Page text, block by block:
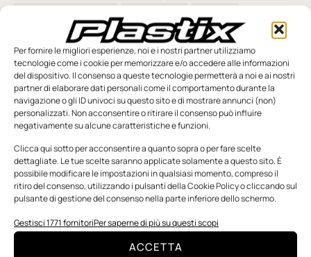
Per fornire le migliori esperienze, noi e i nostri partner utilizziamo
tecnologie come i cookie per memorizzare e/o accedere alle informazioni
del dispositivo. Il consenso a queste tecnologie permetterà a noi e ai nostri
partner di elaborare dati personali come il comportamento durante la
navigazione o gli ID univoci su questo sito e di mostrare annunci (non)
personalizzati. Non acconsentire o ritirare il consenso può influire
negativamente su alcune caratteristiche e funzioni.
Clicca qui sotto per acconsentire a quanto sopra o per fare scelte
dettagliate. Le tue scelte saranno applicate solamente a questo sito. È
possibile modificare le impostazioni in qualsiasi momento, compreso il
ritiro del consenso, utilizzando i pulsanti della Cookie Policy o cliccando sul
pulsante di gestione del consenso nella parte inferiore dello schermo.
Gestisci 1771 fornitoriPer saperne di più su questi scopi
ACCETTA
LORENZO BALDI
MARCO MORGESE
NICOLA FOSSATI
PIERO CAMPANINI
PLATUM
ROBERTO DE CARLO
ROSA ERMANDO
SUTICH-BARBIERI-SUTICH
TERMOFORMATURA
TRE ZETA GROUP
VAIFRO CAMPANINI
VALERIA DE PERGOLA
SFOGLIA LA RIVISTA